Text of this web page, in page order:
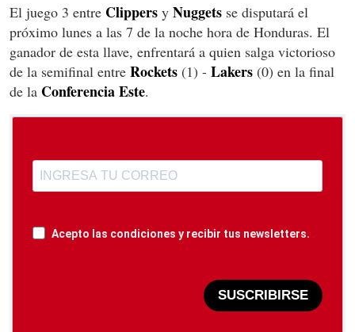
El juego 3 entre Clippers y Nuggets se disputará el
próximo lunes a las 7 de la noche hora de Honduras. El
ganador de esta llave, enfrentará a quien salga victorioso
de la semifinal entre Rockets (1) - Lakers (0) en la final
de la Conferencia Este.
Acepto las condiciones y recibir tus newsletters.
SUSCRIBIRSE